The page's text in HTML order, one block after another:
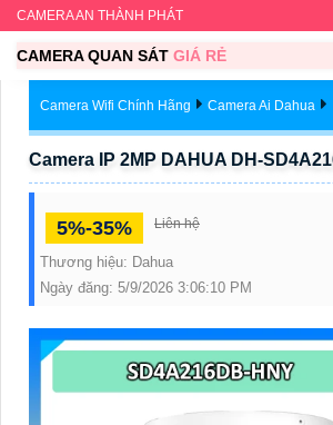
CAMERA AN THÀNH PHÁT
CAMERA QUAN SÁT GIÁ RẺ
Camera Wifi Chính Hãng Camera Ai Dahua
Camera IP 2MP DAHUA DH-
5%-35% Liên hệ
Thương hiệu: Dahua
Ngày đăng: 5/9/2026 3:06:10 PM